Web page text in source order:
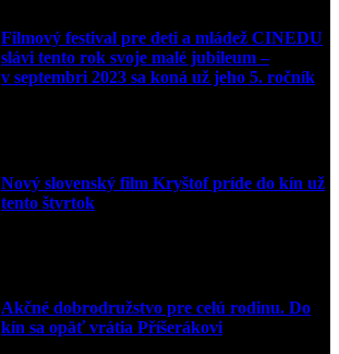
Filmový festival pre deti a mládež CINEDU
slávi tento rok svoje malé jubileum –
v septembri 2023 sa koná už jeho 5. ročník
Nový slovenský film Kryštof príde do kín už
tento štvrtok
Akčné dobrodružstvo pre celú rodinu. Do
kín sa opäť vrátia Příšerákovi